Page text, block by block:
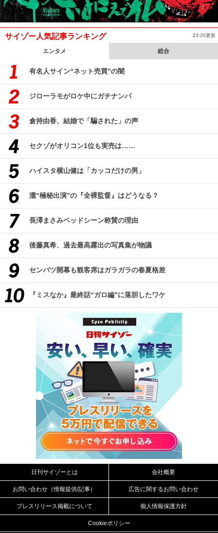
サイゾー人気記事ランキング 23:20更新
エンタメ 総合
有名人サイン“ネット売買”の闇
ジローラモがロケ中にガチナンパ
倉持由香、結婚で「騙された」の声
セクゾがオリコン1位も実売は……
ハイスタ横山健は「カッコだけの男」
瀧“極秘出演”の『全裸監督』はどうなる？
長澤まさみベッドシーン称賛の理由
後藤真希、過去最高露出の写真集が物議
センバツ開幕も観客席はガラガラの春夏格差
『ミスなか』最終話“ガロ編”に落胆したワケ
日刊サイゾーとは 会社概要
お問い合わせ（情報提供/記事） 広告に関するお問い合わせ
プレスリリース掲載について 個人情報保護方針
Cookieポリシー